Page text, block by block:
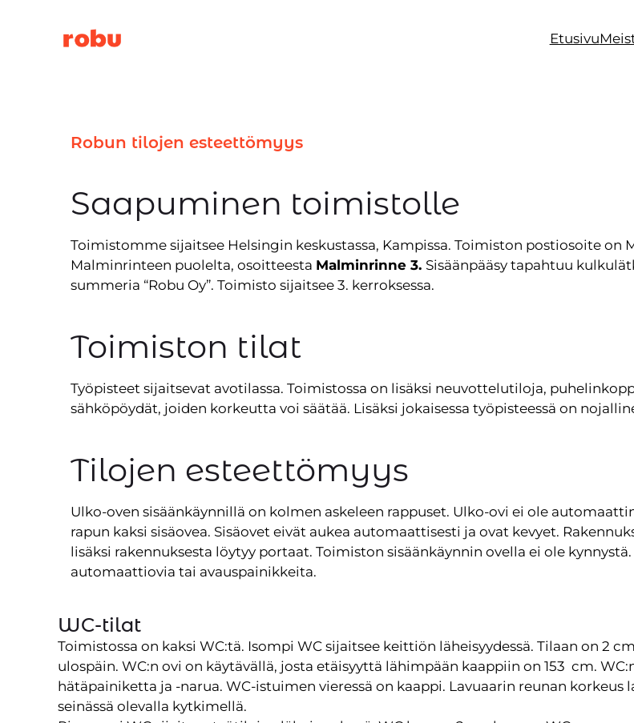
sisältöön
Etusivu
Robun tilojen esteettömyys
Saapuminen toimistolle
Toimistomme sijaitsee Helsingin keskustassa, Kampissa. Toimiston postiosoite on
Malminrinteen puolelta, osoitteesta Malminrinne 3. Sisäänpääsy tapahtuu
summeria “Robu Oy”. Toimisto sijaitsee 3. kerroksessa.
Toimiston tilat
Työpisteet sijaitsevat avotilassa. Toimistossa on lisäksi neuvottelutiloja,
sähköpöydät, joiden korkeutta voi säätää. Lisäksi jokaisessa työpisteessä on
Tilojen esteettömyys
Ulko-oven sisäänkäynnillä on kolmen askeleen rappuset. Ulko-ovi ei ole
rapun kaksi sisäovea. Sisäovet eivät aukea automaattisesti ja ovat kevyet.
lisäksi rakennuksesta löytyy portaat. Toimiston sisäänkäynnin ovella ei ole
automaattiovia tai avauspainikkeita.
WC-tilat
Toimistossa on kaksi WC:tä. Isompi WC sijaitsee keittiön läheisyydessä. Tilaan on 2
ulospäin. WC:n ovi on käytävällä, josta etäisyyttä lähimpään kaappiin on 153 cm.
hätäpainiketta ja -narua. WC-istuimen vieressä on kaappi. Lavuaarin reunan
seinässä olevalla kytkimellä.